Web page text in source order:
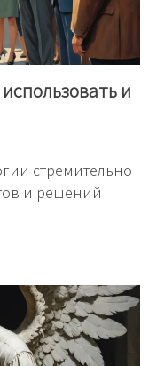
и
стремительно
и решений